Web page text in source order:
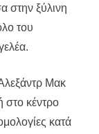
στην ξύλινη
του
Μακ
στο κέντρο
κατά